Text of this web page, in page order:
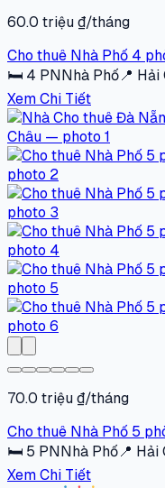
60.0 triệu ₫/tháng
Cho thuê Nhà Phố 4
🛏 4 PNNhà Phố📍 Hải
Xem Chi Tiết
70.0 triệu ₫/tháng
Cho thuê Nhà Phố 5
🛏 5 PNNhà Phố📍 Hải
Xem Chi Tiết